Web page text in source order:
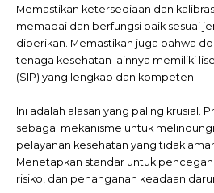
Memastikan ketersediaan dan
memadai dan berfungsi baik sesuai
diberikan. Memastikan juga bahwa
tenaga kesehatan lainnya memiliki
(SIP) yang lengkap dan kompeten.
Ini adalah alasan yang paling krusial.
sebagai mekanisme untuk
pelayanan kesehatan yang tidak
Menetapkan standar untuk
risiko, dan penanganan keadaan